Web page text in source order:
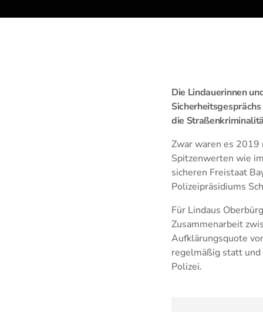
Die Lindauerinnen
die
Zwar waren es 2019
Spitzenwerten wie
sicheren Freistaat
Polizeipräsidiums
Für Lindaus
Zusammenarbeit
Aufklärungsquote
regelmäßig statt
Polizei.